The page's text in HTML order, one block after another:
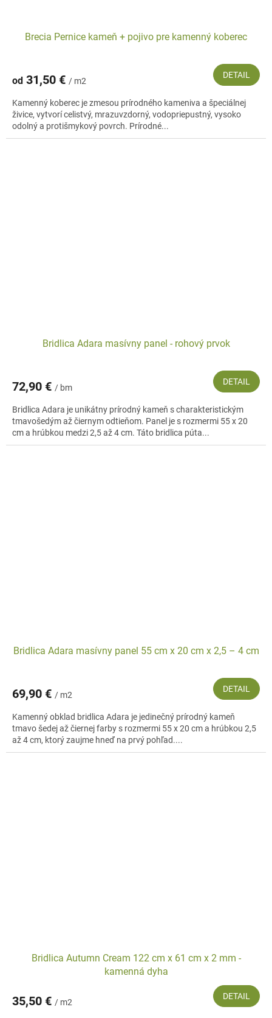
Brecia Pernice kameň + pojivo pre kamenný koberec
od 31,50 € / m2
DETAIL
Kamenný koberec je zmesou prírodného kameniva a špeciálnej
živice, vytvorí celistvý, mrazuvzdorný, vodopriepustný, vysoko
odolný a protišmykový povrch. Prírodné...
Bridlica Adara masívny panel - rohový prvok
72,90 € / bm
DETAIL
Bridlica Adara je unikátny prírodný kameň s charakteristickým
tmavošedým až čiernym odtieňom. Panel je s rozmermi 55 x 20
cm a hrúbkou medzi 2,5 až 4 cm. Táto bridlica púta...
Bridlica Adara masívny panel 55 cm x 20 cm x 2,5 – 4 cm
69,90 € / m2
DETAIL
Kamenný obklad bridlica Adara je jedinečný prírodný kameň
tmavo šedej až čiernej farby s rozmermi 55 x 20 cm a hrúbkou 2,5
až 4 cm, ktorý zaujme hneď na prvý pohľad....
Bridlica Autumn Cream 122 cm x 61 cm x 2 mm -
kamenná dyha
35,50 € / m2
DETAIL